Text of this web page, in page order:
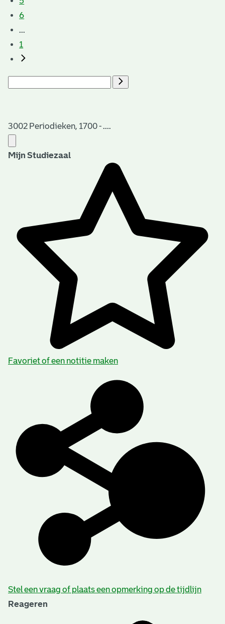
6
...
1
3002 Periodieken, 1700 - ....
Mijn Studiezaal
Favoriet of een notitie maken
Stel een vraag of plaats een opmerking op de tijdlijn
Reageren